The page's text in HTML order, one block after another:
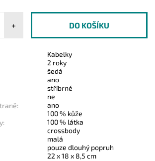
+
Kabelky
2 roky
šedá
ano
stříbrné
ne
ano
100 % kůže
100 % látka
crossbody
malá
pouze dlouhý popruh
22 x 18 x 8,5 cm